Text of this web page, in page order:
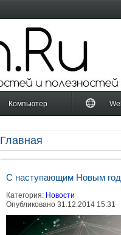
Компьютер
Главная
С наступающим Новым
Категория: Новости
Опубликовано 31.12.2014 15:31